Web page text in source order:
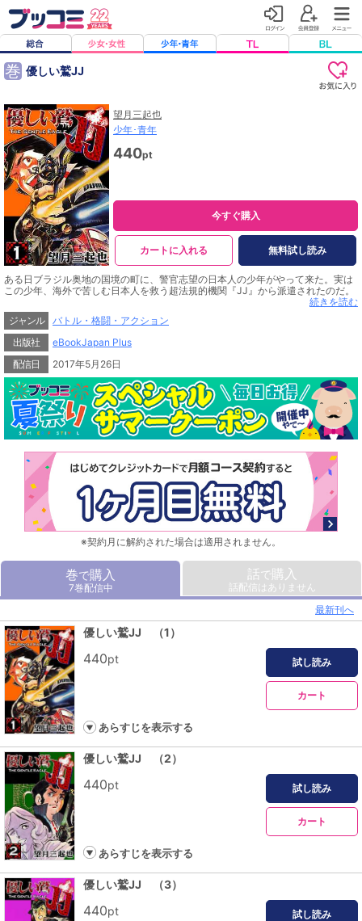
巻 優しい鷲JJ
望月三起也
少年･青年
440pt
今すぐ購入
カートに入れる 無料試し読み
ある日ブラジル奥地の国境の町に、警官志望の日本人の少年がやって来た。実は
この少年、海外で苦しむ日本人を救う超法規的機関『JJ』から派遣されたのだ。
国境地帯で独立国となったヒマナスで石油が発見され、その利権をめぐって内戦
が起こり、この地に移住した日本人たちは生命までも脅かされていた。JJ機関か
ら密かに派遣された10人は仲間の顔も名前も知らされておらず、共通の証しを持
っていることが唯一の手がかりだった！
続きを読む
ジャンル
バトル・格闘・アクション
出版社
eBookJapan Plus
配信日
2017年5月26日
※契約月に解約された場合は適用されません。
巻で購入
7巻配信中
話で購入
話配信はありません
最新刊へ
優しい鷲JJ （1）
440pt 試し読み
カート
あらすじを表示する
優しい鷲JJ （2）
440pt 試し読み
カート
あらすじを表示する
優しい鷲JJ （3）
440pt 試し読み